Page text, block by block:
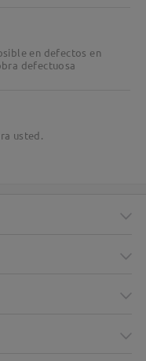
en defectos en
defectuosa
usted.